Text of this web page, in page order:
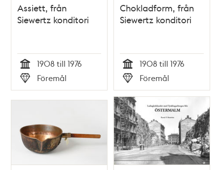
Assiett, från
Siewertz konditori
Tid
1908 till 1976
Typ
Föremål
Chokladform, från
Siewertz konditori
Tid
1908 till 1976
Typ
Föremål